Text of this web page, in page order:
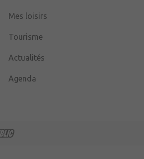
Mes loisirs
Tourisme
Actualités
Agenda